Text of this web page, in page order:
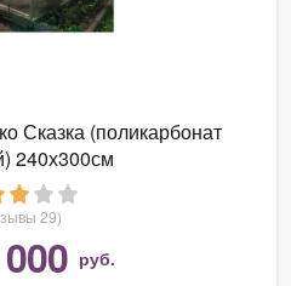
Сказка (поликарбонат
240х300см
29)
руб.